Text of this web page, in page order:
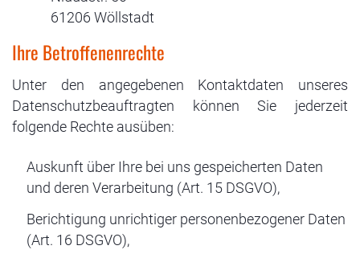
61206 Wöllstadt
Ihre Betroffenenrechte
Unter den angegebenen Kontaktdaten unseres
Datenschutzbeauftragten können Sie jederzeit
folgende Rechte ausüben:
Auskunft über Ihre bei uns gespeicherten Daten
und deren Verarbeitung (Art. 15 DSGVO),
Berichtigung unrichtiger personenbezogener Daten
(Art. 16 DSGVO),